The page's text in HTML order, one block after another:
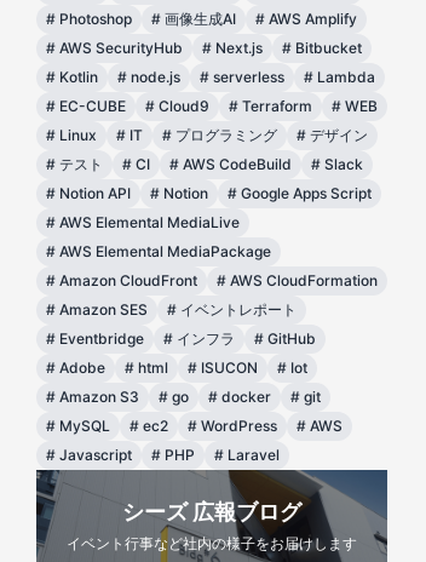
# Photoshop # 画像生成AI # AWS Amplify
# AWS SecurityHub # Next.js # Bitbucket
# Kotlin # node.js # serverless # Lambda
# EC-CUBE # Cloud9 # Terraform # WEB
# Linux # IT # プログラミング # デザイン
# テスト # CI # AWS CodeBuild # Slack
# Notion API # Notion # Google Apps Script
# AWS Elemental MediaLive
# AWS Elemental MediaPackage
# Amazon CloudFront # AWS CloudFormation
# Amazon SES # イベントレポート
# Eventbridge # インフラ # GitHub
# Adobe # html # ISUCON # Iot
# Amazon S3 # go # docker # git
# MySQL # ec2 # WordPress # AWS
# Javascript # PHP # Laravel
シーズ 広報ブログ
イベント行事など社内の様子をお届けします